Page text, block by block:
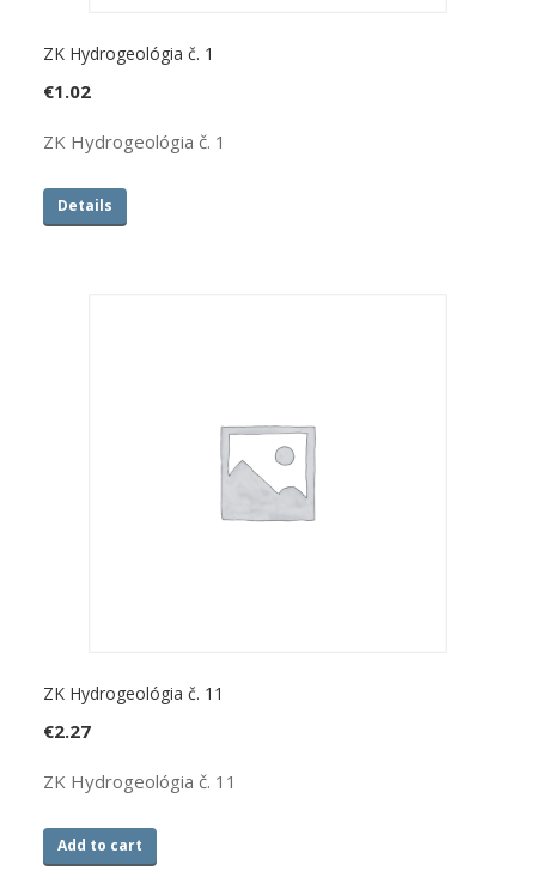
ZK Hydrogeológia č. 1
€1.02
ZK Hydrogeológia č. 1
Details
ZK Hydrogeológia č. 11
€2.27
ZK Hydrogeológia č. 11
Add to cart